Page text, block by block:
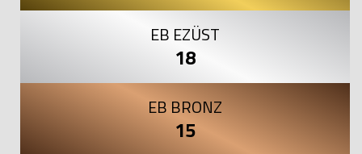
EB EZÜST
18
EB BRONZ
15